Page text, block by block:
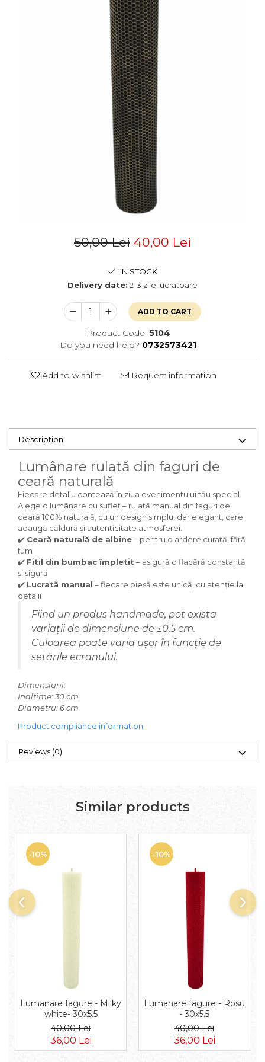
50,00 Lei 40,00 Lei
IN STOCK
Delivery date: 2-3 zile lucratoare
ADD TO CART
Product Code: 5104
Do you need help? 0732573421
Add to wishlist Request information
Description
Lumânare rulată din faguri de
ceară naturală
Fiecare detaliu contează în ziua evenimentului tău special.
Alege o lumânare cu suflet – rulată manual din faguri de
ceară 100% naturală, cu un design simplu, dar elegant, care
adaugă căldură și autenticitate atmosferei.
✔️ Ceară naturală de albine– pentru o ardere curată, fără
fum
✔️ Fitil din bumbac împletit – asigură o flacără constantă
și sigură
✔️ Lucrată manual – fiecare piesă este unică, cu atenție la
detalii
Fiind un produs handmade, pot exista
variații de dimensiune de ±0,5 cm.
Culoarea poate varia ușor în funcție de
setările ecranului.
Dimensiuni:
Inaltime: 30 cm
Diametru: 6 cm
Product compliance information
Reviews (0)
Similar products
-10%
Lumanare fagure - Milky
white- 30x5.5
40,00 Lei
36,00 Lei
-10%
Lumanare fagure - Rosu
- 30x5.5
40,00 Lei
36,00 Lei